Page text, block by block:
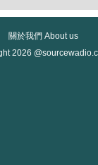
關於我們 About us
2026